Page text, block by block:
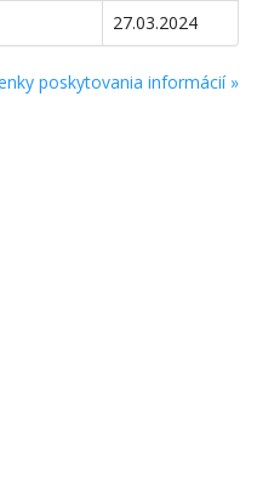
27.03.2024
poskytovania informácií »